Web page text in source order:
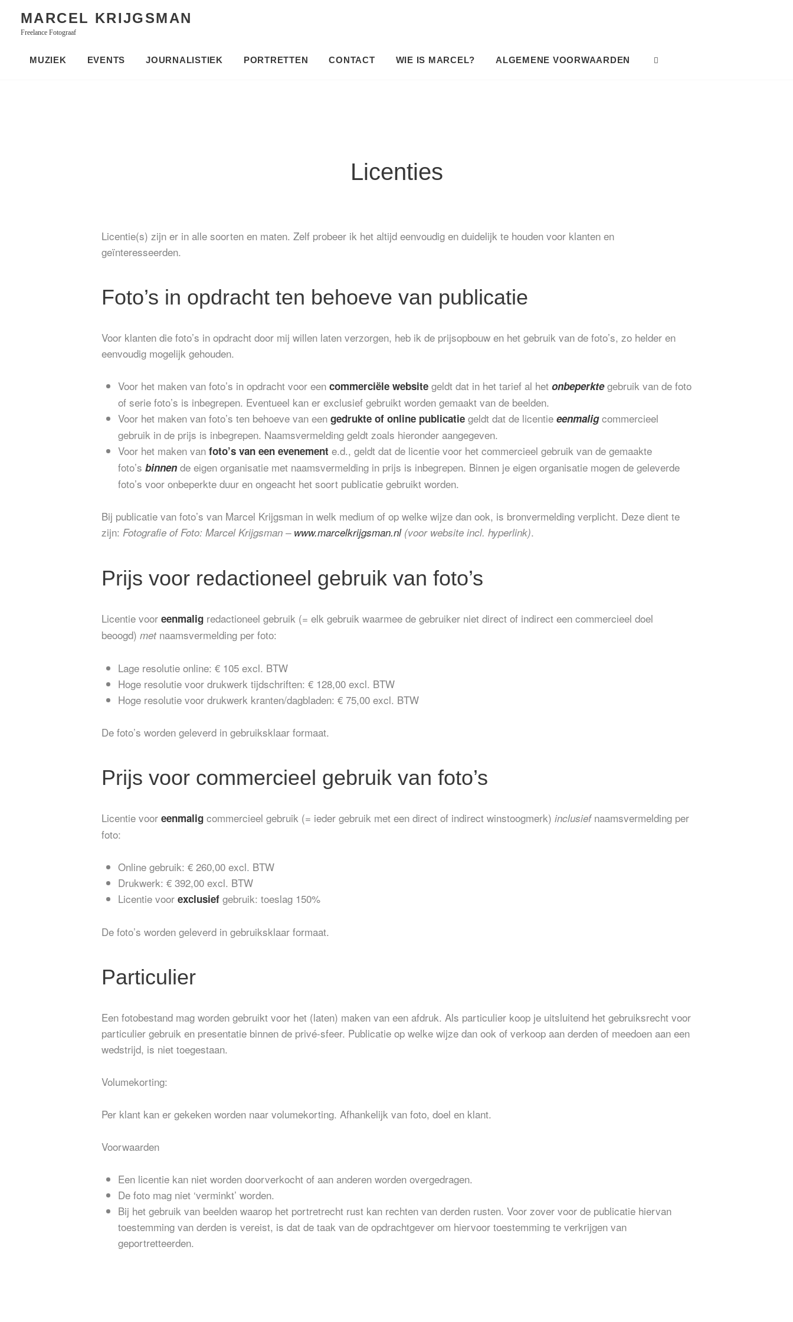
content
MARCEL KRIJGSMAN
Freelance Fotograaf
MUZIEK EVENTS JOURNALISTIEK PORTRETTEN CONTACT WIE IS MARCEL? ALGEMENE VOORWAARDEN
Licenties
Licentie(s) zijn er in alle soorten en maten. Zelf probeer ik het altijd eenvoudig en duidelijk te houden voor klanten en
geïnteresseerden.
Foto’s in opdracht ten behoeve van publicatie
Voor klanten die foto’s in opdracht door mij willen laten verzorgen, heb ik de prijsopbouw en het gebruik van de foto’s, zo helder en
eenvoudig mogelijk gehouden.
Voor het maken van foto’s in opdracht voor een commerciële website geldt dat in het tarief al het onbeperktegebruik van de foto
of serie foto’s is inbegrepen. Eventueel kan er exclusief gebruikt worden gemaakt van de beelden.
Voor het maken van foto’s ten behoeve van een gedrukte of online publicatie geldt dat de licentie eenmalig commercieel
gebruik in de prijs is inbegrepen. Naamsvermelding geldt zoals hieronder aangegeven.
Voor het maken van foto’s van een evenement e.d., geldt dat de licentie voor het commercieel gebruik van de gemaakte
foto’s binnen de eigen organisatie met naamsvermelding in prijs is inbegrepen. Binnen je eigen organisatie mogen de geleverde
foto’s voor onbeperkte duur en ongeacht het soort publicatie gebruikt worden.
Bij publicatie van foto’s van Marcel Krijgsman in welk medium of op welke wijze dan ook, is bronvermelding verplicht. Deze dient te
zijn: Fotografie of Foto: Marcel Krijgsman – www.marcelkrijgsman.nl(voor website incl. hyperlink).
Prijs voor redactioneel gebruik van foto’s
Licentie voor eenmalig redactioneel gebruik (= elk gebruik waarmee de gebruiker niet direct of indirect een commercieel doel
beoogd) metnaamsvermelding per foto:
Lage resolutie online: € 105 excl. BTW
Hoge resolutie voor drukwerk tijdschriften: € 128,00 excl. BTW
Hoge resolutie voor drukwerk kranten/dagbladen: € 75,00 excl. BTW
De foto’s worden geleverd in gebruiksklaar formaat.
Prijs voor commercieel gebruik van foto’s
Licentie voor eenmalig commercieel gebruik (= ieder gebruik met een direct of indirect winstoogmerk) inclusiefnaamsvermelding per
foto:
Online gebruik: € 260,00 excl. BTW
Drukwerk: € 392,00 excl. BTW
Licentie voor exclusief gebruik: toeslag 150%
De foto’s worden geleverd in gebruiksklaar formaat.
Particulier
Een fotobestand mag worden gebruikt voor het (laten) maken van een afdruk. Als particulier koop je uitsluitend het gebruiksrecht voor
particulier gebruik en presentatie binnen de privé-sfeer. Publicatie op welke wijze dan ook of verkoop aan derden of meedoen aan een
wedstrijd, is niet toegestaan.
Volumekorting:
Per klant kan er gekeken worden naar volumekorting. Afhankelijk van foto, doel en klant.
Voorwaarden
Een licentie kan niet worden doorverkocht of aan anderen worden overgedragen.
De foto mag niet ‘verminkt’ worden.
Bij het gebruik van beelden waarop het portretrecht rust kan rechten van derden rusten. Voor zover voor de publicatie hiervan
toestemming van derden is vereist, is dat de taak van de opdrachtgever om hiervoor toestemming te verkrijgen van
geportretteerden.